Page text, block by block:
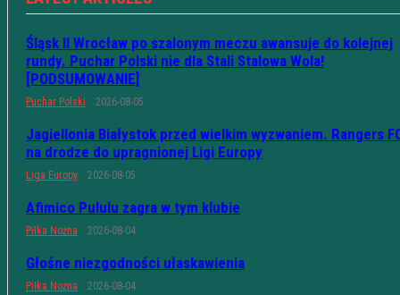
Śląsk II Wrocław po szalonym meczu awansuje do kolejnej
rundy. Puchar Polski nie dla Stali Stalowa Wola!
[PODSUMOWANIE]
Puchar Polski 2026-08-05
Jagiellonia Białystok przed wielkim wyzwaniem. Rangers
na drodze do upragnionej Ligi Europy
Liga Europy 2026-08-05
Afimico Pululu zagra w tym klubie
Piłka Nożna 2026-08-04
Głośne niezgodności ułaskawienia
Piłka Nożna 2026-08-04